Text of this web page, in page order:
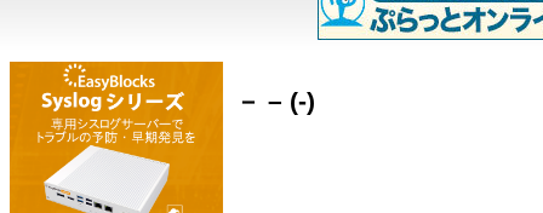
－ – (-)